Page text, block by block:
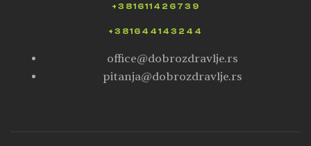
+381611426739
+381644143244
office@dobrozdravlje.rs
pitanja@dobrozdravlje.rs